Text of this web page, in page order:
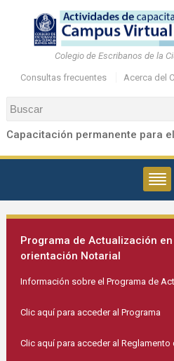
Colegio de Escribanos de la
Consultas frecuentes Acerca del
Capacitación permanente para
Programa de Actualización
orientación Notarial
Información sobre el Programa de
Clic aquí para acceder al Programa
Clic aquí para acceder al Reglamento